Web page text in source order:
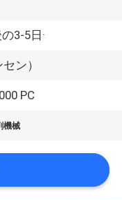
3-5日·
ン）
PC
機械